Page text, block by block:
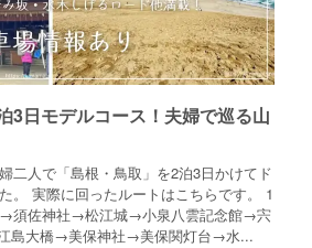
3日モデルコース！夫婦で巡る山
二人で「島根・鳥取」を2泊3日かけてド
。 実際に回ったルートはこちらです。 1
須佐神社→松江城→小泉八雲記念館→宍
島大橋→美保神社→美保関灯台→水...